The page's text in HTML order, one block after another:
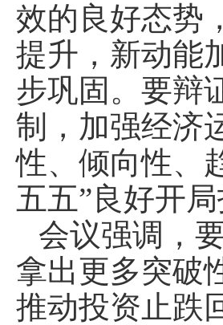
效的良好态势
提升，新动能
步巩固。要辩
制，加强经济
性、倾向性、
五五”良好开
会议强调，
拿出更多突破
推动投资止跌